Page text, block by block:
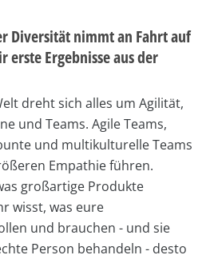
Diversität nimmt an Fahrt auf
Ergebnisse aus der
dreht sich alles um Agilität,
und Teams. Agile Teams,
und multikulturelle Teams
Empathie führen.
großartige Produkte
wisst, was eure
und brauchen - und sie
Person behandeln - desto